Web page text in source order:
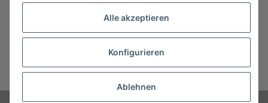
* Alle Preise inkl. gesetzlicher USt., zzgl.Versand
Alle akzeptieren
Konfigurieren
Ablehnen